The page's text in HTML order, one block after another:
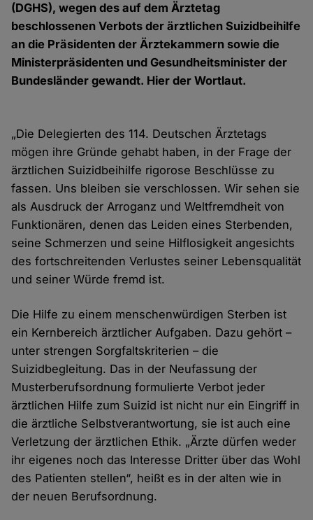
(DGHS), wegen des auf dem Ärztetag
beschlossenen Verbots der ärztlichen Suizidbeihilfe
an die Präsidenten der Ärztekammern sowie die
Ministerpräsidenten und Gesundheitsminister der
Bundesländer gewandt. Hier der Wortlaut.
„Die Delegierten des 114. Deutschen Ärztetags
mögen ihre Gründe gehabt haben, in der Frage der
ärztlichen Suizidbeihilfe rigorose Beschlüsse zu
fassen. Uns bleiben sie verschlossen. Wir sehen sie
als Ausdruck der Arroganz und Weltfremdheit von
Funktionären, denen das Leiden eines Sterbenden,
seine Schmerzen und seine Hilflosigkeit angesichts
des fortschreitenden Verlustes seiner Lebensqualität
und seiner Würde fremd ist.
Die Hilfe zu einem menschenwürdigen Sterben ist
ein Kernbereich ärztlicher Aufgaben. Dazu gehört –
unter strengen Sorgfaltskriterien – die
Suizidbegleitung. Das in der Neufassung der
Musterberufsordnung formulierte Verbot jeder
ärztlichen Hilfe zum Suizid ist nicht nur ein Eingriff in
die ärztliche Selbstverantwortung, sie ist auch eine
Verletzung der ärztlichen Ethik. „Ärzte dürfen weder
ihr eigenes noch das Interesse Dritter über das Wohl
des Patienten stellen“, heißt es in der alten wie in
der neuen Berufsordnung.